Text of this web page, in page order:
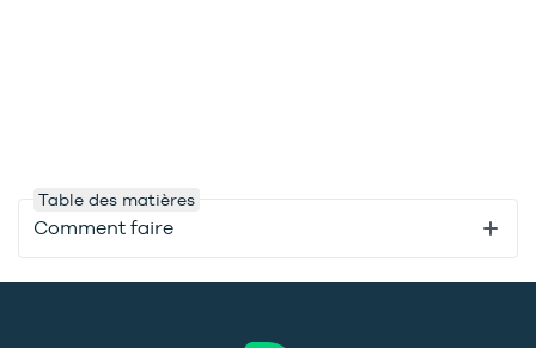
Table des matières
Comment faire